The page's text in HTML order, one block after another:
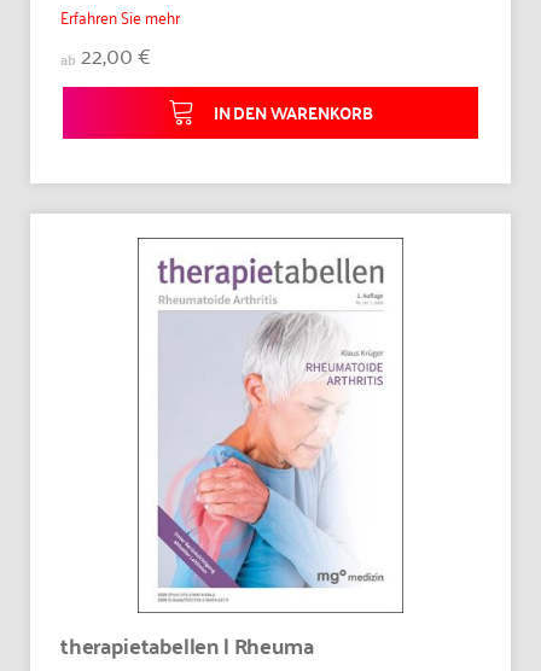
Erfahren Sie mehr
ab22,00 €
IN DEN WARENKORB
therapietabellen | Rheuma